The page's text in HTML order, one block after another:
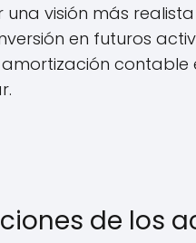
visión más
en futuros
contable
de los